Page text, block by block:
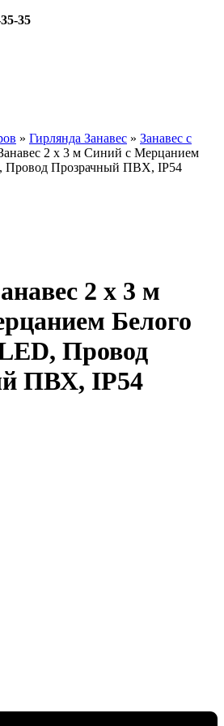
35
» Гирлянда Занавес » Занавес с
2 x 3 м Синий с Мерцанием
Провод Прозрачный ПВХ, IP54
2 x 3 м
Белого
Провод
ПВХ, IP54